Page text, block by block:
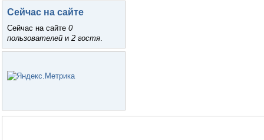
Сейчас на сайте
Сейчас на сайте 0
пользователей и 2 гостя.